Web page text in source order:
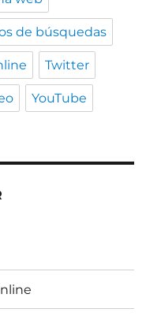
de búsquedas
Twitter
YouTube